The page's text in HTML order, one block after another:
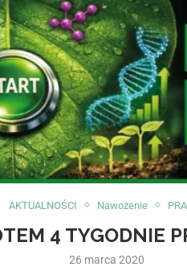
AKTUALNOŚCI Nawożenie
4 TYGODNIE
26 marca 2020